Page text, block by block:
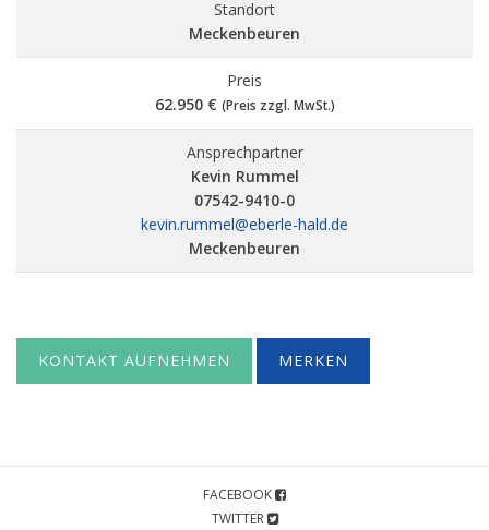
Standort
Meckenbeuren
Preis
62.950 € (Preis zzgl. MwSt.)
Ansprechpartner
Kevin Rummel
07542-9410-0
kevin.rummel@eberle-hald.de
Meckenbeuren
KONTAKT AUFNEHMEN MERKEN
FACEBOOK
TWITTER